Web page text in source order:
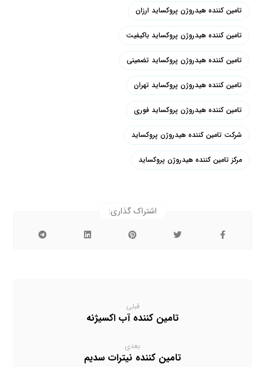
تامین کننده هیدروژن پروکساید ارزان
تامین کننده هیدروژن پروکساید باکیفیت
تامین کننده هیدروژن پروکساید تضمینی
تامین کننده هیدروژن پروکساید تهران
تامین کننده هیدروژن پروکساید فوری
شرکت تامین کننده هیدروژن پروکساید
مرکز تامین کننده هیدروژن پروکساید
قبلی
تامین کننده آب اکسیژنه
بعدی
تامین کننده نیترات سدیم